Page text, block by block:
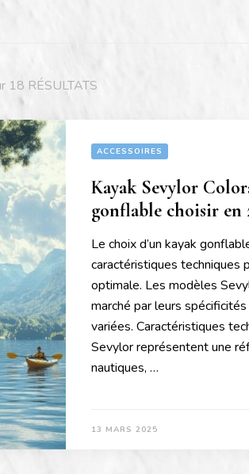
18 RÉSULTATS
ACCESSOIRES
Kayak Sevylor
gonflable choisir en
Le choix d’un kayak
caractéristiques techniques
optimale. Les modèles
marché par leurs
variées. Caractéristiques
Sevylor représentent une
nautiques, …
13 MARS 2025